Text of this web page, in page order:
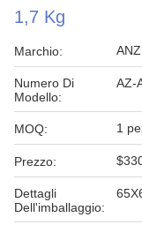
1,7 Kg
Marchio:
Numero Di
Modello:
AZ-
MOQ: 1
Prezzo:
Dettagli
Dell'imballaggio: